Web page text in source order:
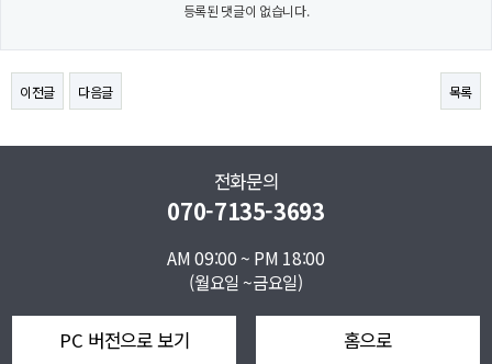
등록된 댓글이 없습니다.
이전글 다음글 목록
전화문의
070-7135-3693
AM 09:00 ~ PM 18:00
(월요일 ~금요일)
PC 버전으로 보기 홈으로